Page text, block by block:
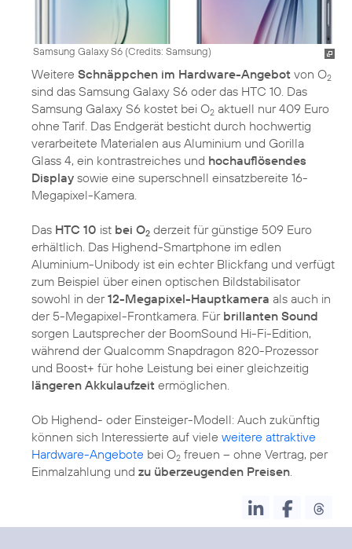
Samsung Galaxy S6 (Credits: Samsung)
Weitere Schnäppchen im Hardware-Angebot von O2
sind das Samsung Galaxy S6 oder das HTC 10. Das
Samsung Galaxy S6 kostet bei O2 aktuell nur 409 Euro
ohne Tarif. Das Endgerät besticht durch hochwertig
verarbeitete Materialen aus Aluminium und Gorilla
Glass 4, ein kontrastreiches und hochauflösendes
Display sowie eine superschnell einsatzbereite 16-
Megapixel-Kamera.
Das HTC 10 ist bei O2 derzeit für günstige 509 Euro
erhältlich. Das Highend-Smartphone im edlen
Aluminium-Unibody ist ein echter Blickfang und verfügt
zum Beispiel über einen optischen Bildstabilisator
sowohl in der12-Megapixel-Hauptkamera als auch in
der 5-Megapixel-Frontkamera. Für brillanten Sound
sorgen Lautsprecher der BoomSound Hi-Fi-Edition,
während der Qualcomm Snapdragon 820-Prozessor
und Boost+ für hohe Leistung bei einer gleichzeitig
längeren Akkulaufzeit ermöglichen.
Ob Highend- oder Einsteiger-Modell: Auch zukünftig
können sich Interessierte auf viele weitere attraktive
Hardware-Angebote bei O2 freuen – ohne Vertrag, per
Einmalzahlung und zu überzeugenden Preisen